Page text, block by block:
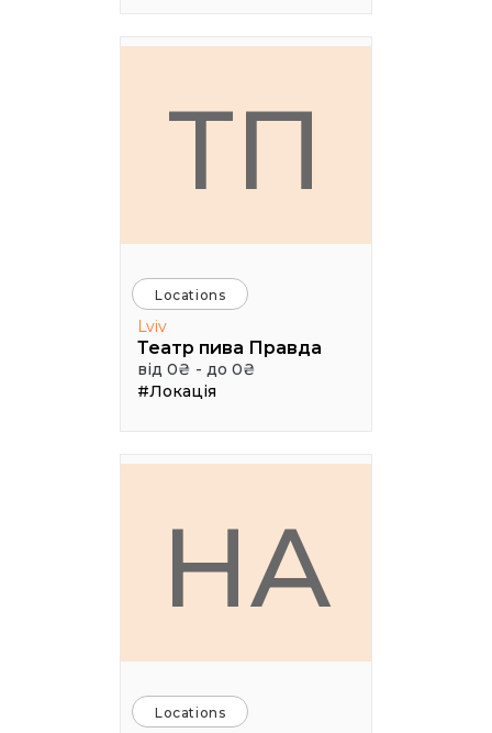
ТП
Locations
Lviv
Театр пива Правда
від 0₴ - до 0₴
#Локація
HA
Locations